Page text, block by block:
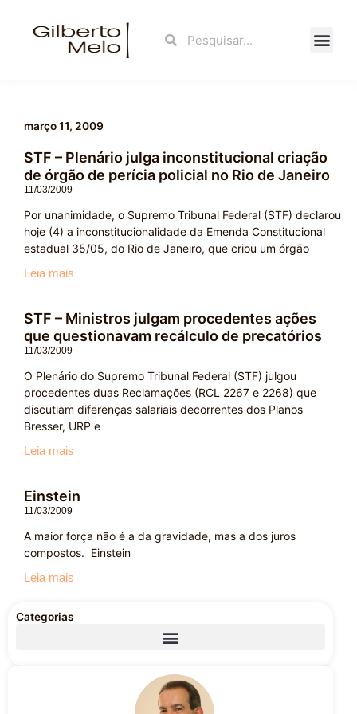
Search
março 11, 2009
STF – Plenário julga inconstitucional criação
de órgão de perícia policial no Rio de Janeiro
11/03/2009
Por unanimidade, o Supremo Tribunal Federal (STF) declarou
hoje (4) a inconstitucionalidade da Emenda Constitucional
estadual 35/05, do Rio de Janeiro, que criou um órgão
Leia mais
STF – Ministros julgam procedentes ações
que questionavam recálculo de precatórios
11/03/2009
O Plenário do Supremo Tribunal Federal (STF) julgou
procedentes duas Reclamações (RCL 2267 e 2268) que
discutiam diferenças salariais decorrentes dos Planos
Bresser, URP e
Leia mais
Einstein
11/03/2009
A maior força não é a da gravidade, mas a dos juros
compostos. Einstein
Leia mais
Categorias